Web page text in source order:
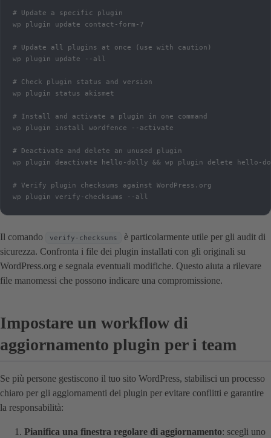
# Update a specific plugin
wp plugin update contact-form-7
# Update all plugins at once (use with caution)
wp plugin update --all
# Check plugin status and version
wp plugin status akismet
# Install and activate a plugin in one command
wp plugin install wordfence --activate
# Deactivate and delete an unused plugin
wp plugin deactivate hello-dolly && wp plugin delete hello-
# Verify plugin checksums against WordPress.org
wp plugin verify-checksums --all
Il comando verify-checksums
è particolarmente utile per gli audit di
sicurezza. Confronta i file dei plugin installati con gli originali su
WordPress.org e segnala eventuali modifiche. Questo aiuta a rilevare
file manomessi che possono indicare una compromissione.
Impostare un workflow di
aggiornamento plugin per i team
Se più persone gestiscono il tuo sito WordPress, stabilisci un processo
chiaro per gli aggiornamenti dei plugin per evitare conflitti e garantire
la responsabilità:
Pianifica una finestra regolare di aggiornamento: scegli uno